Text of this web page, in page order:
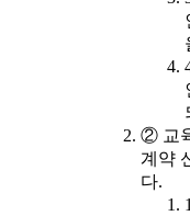
② 교
계약
다.